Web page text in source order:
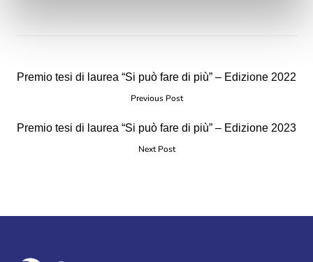
Premio tesi di laurea “Si può fare di più” – Edizione 2022
Previous Post
Premio tesi di laurea “Si può fare di più” – Edizione 2023
Next Post